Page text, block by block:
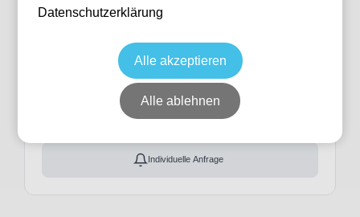
93:20 Lounge Premium
14:00
10 verfügbar
Vereinigtes Königreich
Etihad Stadium
Ticket(s) + Hotel
Individuelle Anfrage
Datenschutzerklärung
Alle akzeptieren
Alle ablehnen